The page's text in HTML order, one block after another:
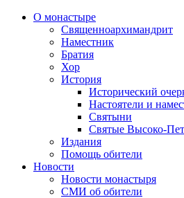
О монастыре
Священноархимандрит
Наместник
Братия
Хор
История
Исторический
Настоятели и
Святыни
Святые Высоко-
Издания
Помощь обители
Новости
Новости монастыря
СМИ об обители